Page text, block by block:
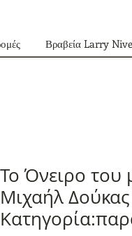
Βραβεία Larry
Το Όνειρο του
Μιχαήλ